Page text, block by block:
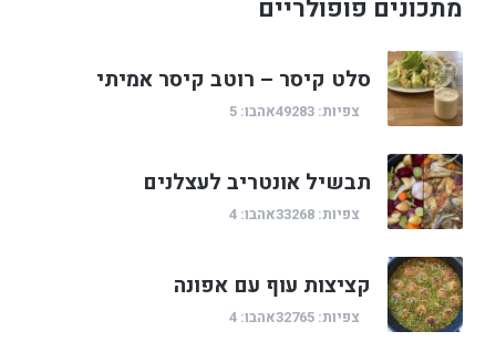
מתכונים פופולריים
סלט קיסר – רוטב קיסר אמיתי
צפיות: 49283 אהבו: 5
תבשיל אונטריב לעצלנים
צפיות: 33268 אהבו: 4
קציצות עוף עם אפונה
צפיות: 32765 אהבו: 4